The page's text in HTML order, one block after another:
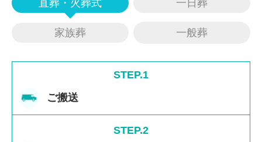
直葬・火葬式 一日葬
家族葬 一般葬
STEP.1
ご搬送
STEP.2